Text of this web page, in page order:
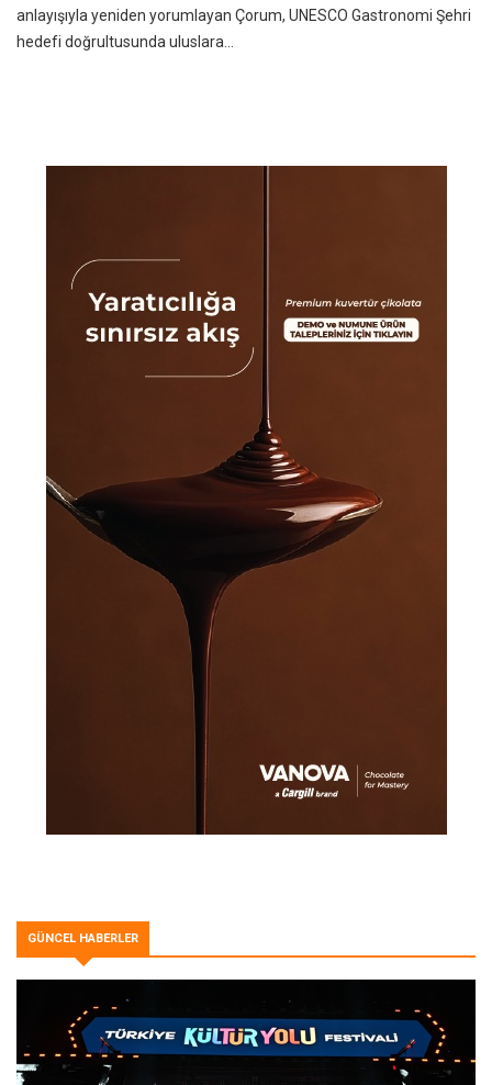
anlayışıyla yeniden yorumlayan Çorum, UNESCO Gastronomi Şehri
hedefi doğrultusunda uluslara...
GÜNCEL HABERLER